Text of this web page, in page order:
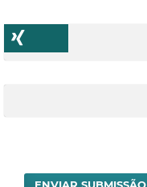
ENVIAR SUBMISSÃO